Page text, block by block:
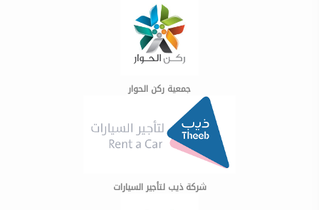
جمعية ركن الحوار
شركة ذيب لتأجير السيارات